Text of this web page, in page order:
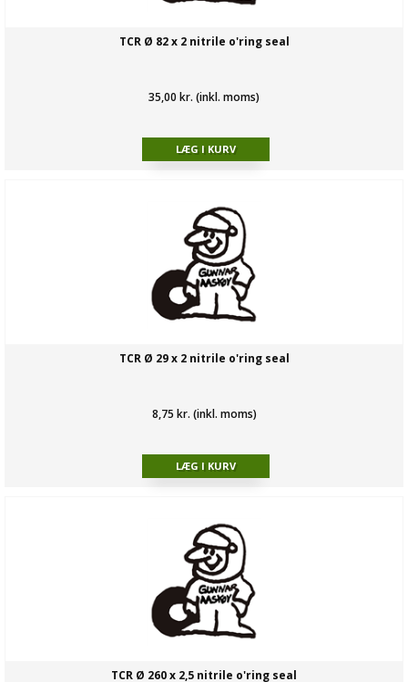
TCR Ø 82 x 2 nitrile o'ring seal
35,00 kr. (inkl. moms)
TCR Ø 29 x 2 nitrile o'ring seal
8,75 kr. (inkl. moms)
TCR Ø 260 x 2,5 nitrile o'ring seal